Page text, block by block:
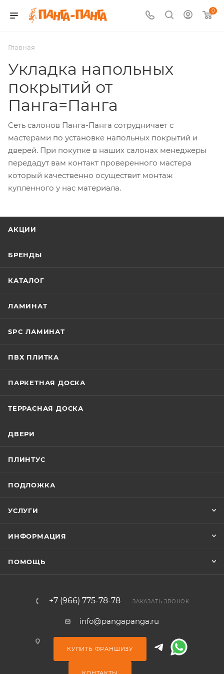
0
Главная
Укладка напольных
покрытий от
Панга=Панга
Сеть салонов Панга-Панга сотрудничает с
мастерами по установке напольных покрытий и
дверей. При покупке в наших салонах менеджеры
передадут вам контакт проверенного мастера
который качественно осуществит монтаж
купленного у нас материала.
АКЦИИ
БРЕНДЫ
КАТАЛОГ
ЛАМИНАТ
SPC ЛАМИНАТ
ПВХ ПЛИТКА
ПАРКЕТНАЯ ДОСКА
ТЕРРАСНАЯ ДОСКА
ДВЕРИ
ПЛИНТУС
ПОДЛОЖКА
УСЛУГИ
ИНФОРМАЦИЯ
ПОМОЩЬ
+7 (966) 775-78-78 ЗАКАЗАТЬ ЗВОНОК
info@pangapanga.ru
КУПИТЬ ФРАНШИЗУ